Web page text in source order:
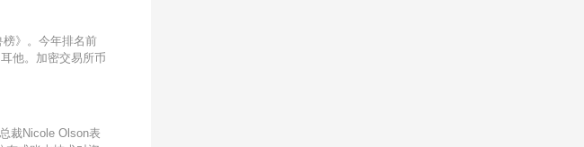
》。今年排名前
他。加密交易所币
裁Nicole Olson表